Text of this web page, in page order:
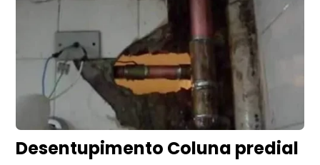
Desentupimento Coluna predial